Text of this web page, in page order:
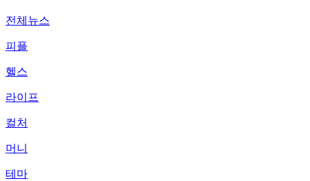
전체뉴스
피플
헬스
라이프
컬처
머니
테마